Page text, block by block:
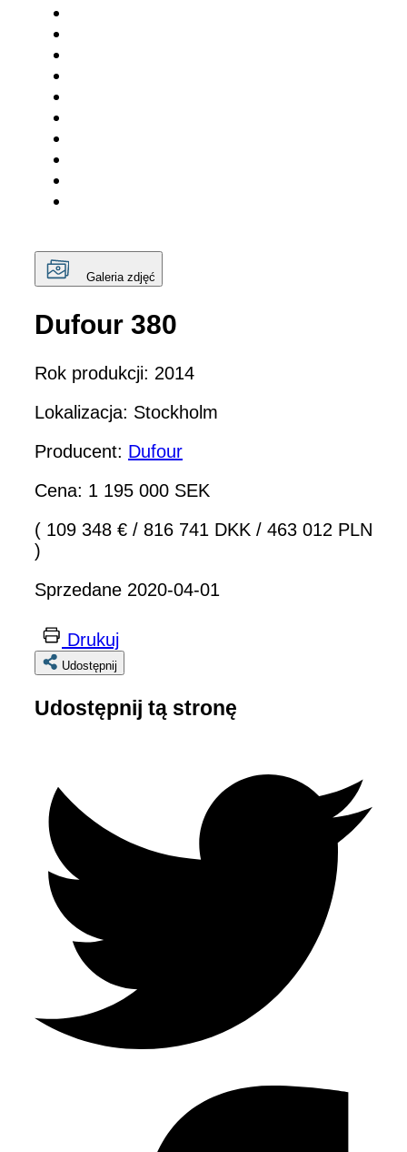
Galeria zdjęć
Dufour 380
Rok produkcji: 2014
Lokalizacja: Stockholm
Producent: Dufour
Cena: 1 195 000 SEK
( 109 348 € / 816 741 DKK / 463 012 PLN
)
Sprzedane 2020-04-01
Drukuj
Udostępnij
Udostępnij tą stronę